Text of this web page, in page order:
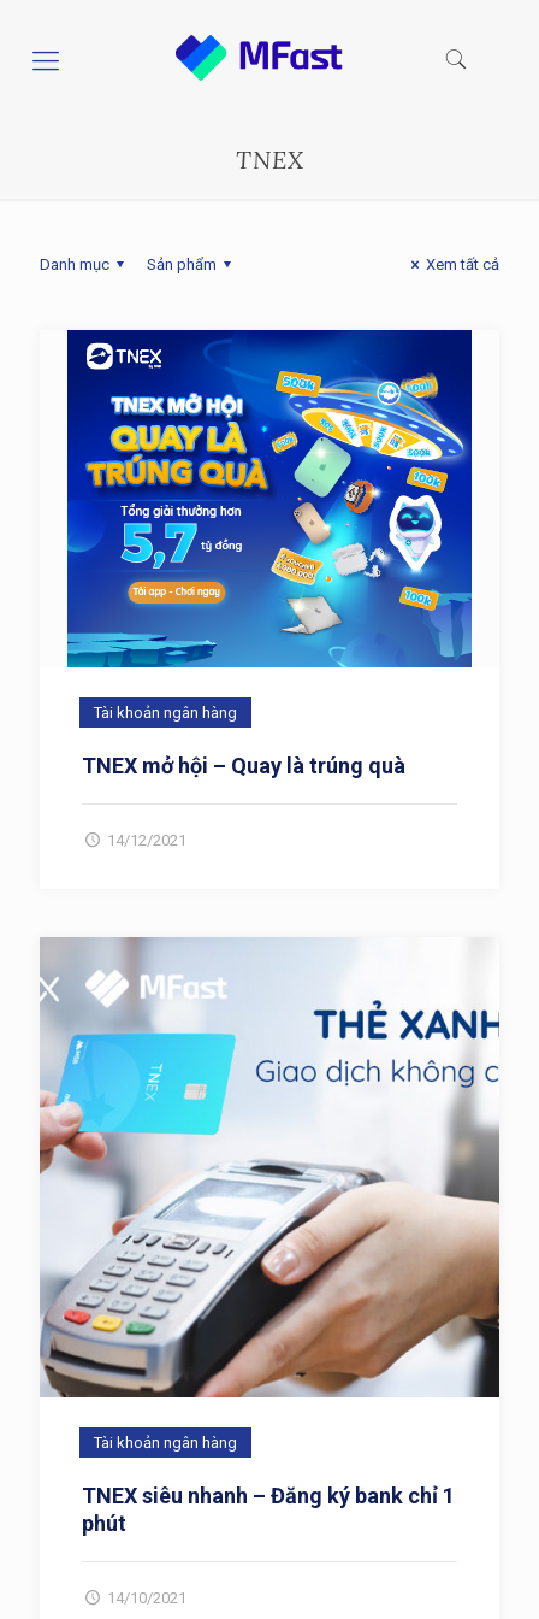
TNEX
Danh mục Sản phẩm Xem tất cả
Tài khoản ngân hàng
TNEX mở hội – Quay là trúng quà
14/12/2021
Tài khoản ngân hàng
TNEX siêu nhanh – Đăng ký bank chỉ 1
phút
14/10/2021